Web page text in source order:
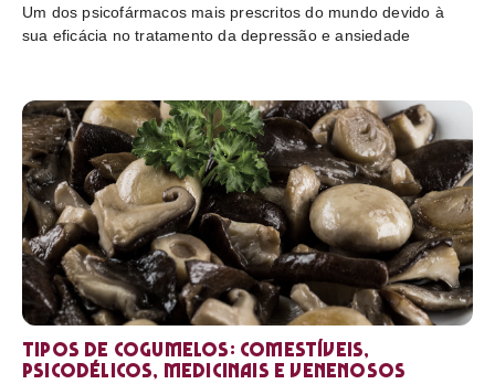
Um dos psicofármacos mais prescritos do mundo devido à
sua eficácia no tratamento da depressão e ansiedade
Tipos de cogumelos: comestíveis,
psicodélicos, medicinais e venenosos